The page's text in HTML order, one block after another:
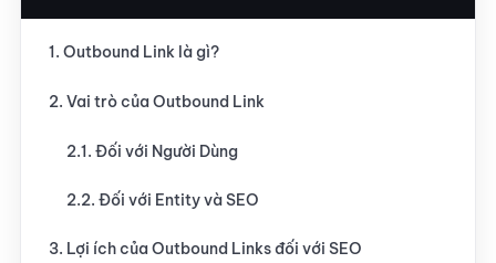
1. Outbound Link là gì?
2. Vai trò của Outbound Link
2.1. Đối với Người Dùng
2.2. Đối với Entity và SEO
3. Lợi ích của Outbound Links đối với SEO